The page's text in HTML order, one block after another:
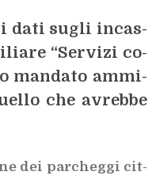
i dati su­gli in­cas­
“Ser­vi­zi co­
man­da­to am­mi­
che avreb­be
dei par­cheg­gi cit­